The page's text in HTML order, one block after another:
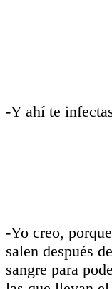
-Y ahí te
-Yo creo,
salen después
sangre para